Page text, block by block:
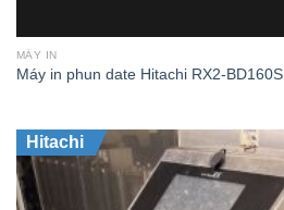
MÁY IN
Máy in phun date Hitachi RX2-BD160S
Hitachi